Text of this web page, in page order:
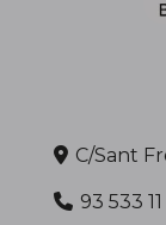
C/Sant
93 533 11